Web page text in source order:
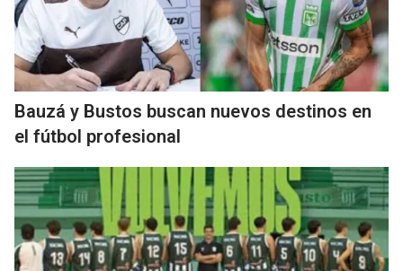
Bauzá y Bustos buscan nuevos destinos en
el fútbol profesional